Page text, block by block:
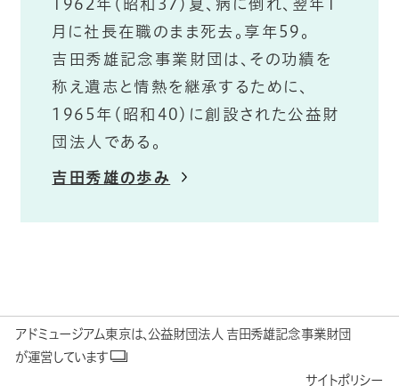
月に社長在職のまま死去。享年59。
吉田秀雄記念事業財団は、その功績を
称え遺志と情熱を継承するために、
1965年（昭和40）に創設された公益財
団法人である。
吉田秀雄の歩み
アドミュージアム東京は、公益財団法人 吉田秀雄記念事業財団
が運営しています
サイトポリシー